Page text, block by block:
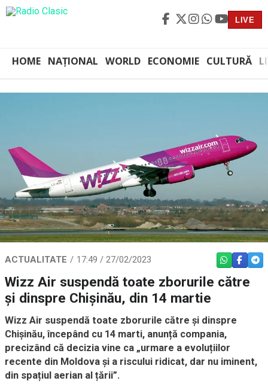
LIVE
HOME NAȚIONAL WORLD ECONOMIE CULTURĂ
ACTUALITATE 17:49 / 27/02/2023 WHATSAPP
Wizz Air suspendă toate zborurile către
și dinspre Chișinău, din 14 martie
Wizz Air suspendă toate zborurile către și dinspre
Chișinău, începând cu 14 marti, anunță compania,
precizând că decizia vine ca „urmare a evoluțiilor
recente din Moldova și a riscului ridicat, dar nu iminent,
din spațiul aerian al țării”.